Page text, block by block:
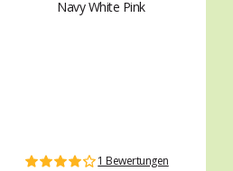
1 Bewertungen